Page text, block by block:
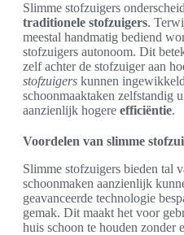
Slimme stofzuigers
traditionele stofzuigers.
meestal handmatig bediend
stofzuigers autonoom. Dit
zelf achter de stofzuiger aan
stofzuigers kunnen
schoonmaaktaken zelfstandig
aanzienlijk hogere efficiëntie.
Voordelen van slimme
Slimme stofzuigers bieden tal
schoonmaken aanzienlijk
geavanceerde technologie
gemak. Dit maakt het voor
huis schoon te houden zonder